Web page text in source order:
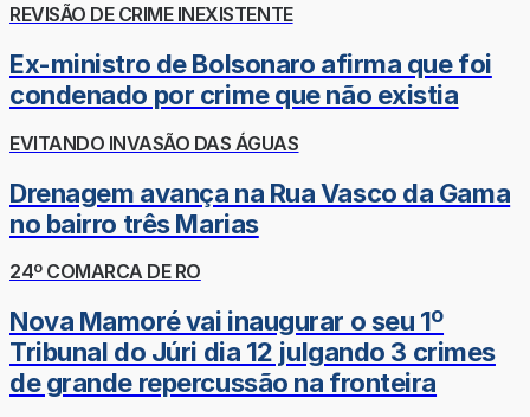
REVISÃO DE CRIME INEXISTENTE
Ex-ministro de Bolsonaro afirma que foi
condenado por crime que não existia
EVITANDO INVASÃO DAS ÁGUAS
Drenagem avança na Rua Vasco da Gama
no bairro três Marias
24º COMARCA DE RO
Nova Mamoré vai inaugurar o seu 1º
Tribunal do Júri dia 12 julgando 3 crimes
de grande repercussão na fronteira